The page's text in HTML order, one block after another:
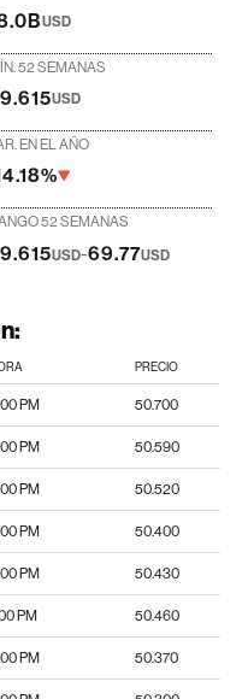
USD
52 SEMANAS
USD
EN EL AÑO
52 SEMANAS
USD-69.77USD
PRECIO
PM 50.700
PM 50.590
PM 50.520
PM 50.400
PM 50.430
PM 50.460
PM 50.370